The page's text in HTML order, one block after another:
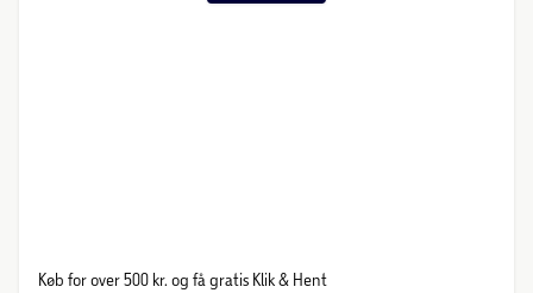
Køb for over 500 kr. og få gratis Klik & Hent